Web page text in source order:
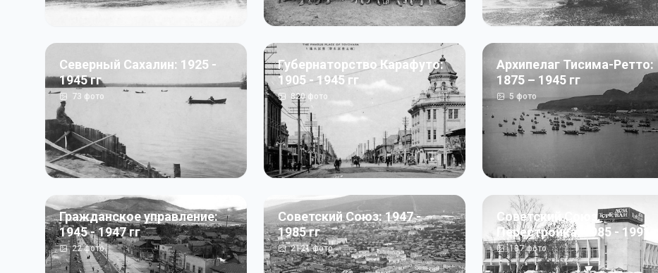
Северный Сахалин: 1925 -
1945 гг
73 фото
Губернаторство Карафуто:
1905 - 1945 гг
820фото
Архипелаг Тисима-Ретто:
1875 – 1945 гг
5фото
Гражданское управление:
1945 - 1947 гг
22фото
Советский Союз: 1947 -
1985 гг
2121фото
Советский Союз.
Перестройка: 1985 - 1991 гг
187фото